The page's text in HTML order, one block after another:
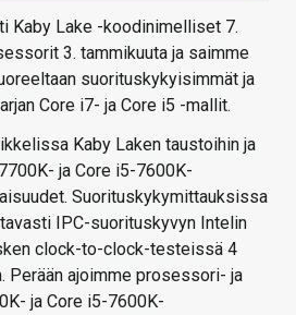
Kaby Lake -koodinimelliset 7.
3. tammikuuta ja saimme
suorituskykyisimmät ja
Core i7- ja Core i5 -mallit.
Kaby Laken taustoihin ja
ja Core i5-7600K-
Suorituskykymittauksissa
IPC-suorituskyvyn Intelin
clock-to-clock-testeissä 4
Perään ajoimme prosessori- ja
ja Core i5-7600K-